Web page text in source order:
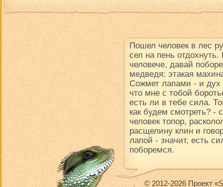
Пошел человек в лес
сел на пень
человече, давай
медведя: этакая
Сожмет лапами - и дух
что мне с тобой
есть ли в тебе сила.
как будем смотреть? -
человек топор,
расщелину клин и
лапой - значит, есть
поборемся.
© 2012-2026 Проект